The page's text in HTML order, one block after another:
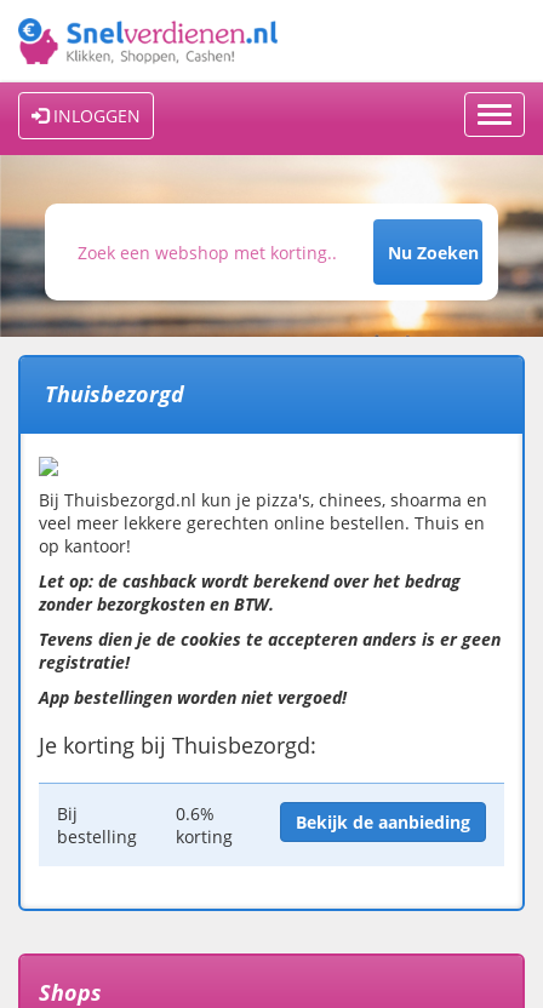
INLOGGEN
Nu Zoeken
Thuisbezorgd
Bij Thuisbezorgd.nl kun je pizza's, chinees, shoarma en
veel meer lekkere gerechten online bestellen. Thuis en
op kantoor!
Let op: de cashback wordt berekend over het bedrag
zonder bezorgkosten en BTW.
Tevens dien je de cookies te accepteren anders is er geen
registratie!
App bestellingen worden niet vergoed!
Je korting bij Thuisbezorgd:
Bij
bestelling
0.6%
korting
Bekijk de aanbieding
Shops